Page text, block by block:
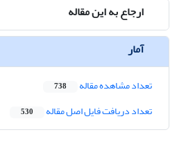
ارجاع به این مقاله
آمار
تعداد مشاهده مقاله 738
تعداد دریافت فایل اصل مقاله 530